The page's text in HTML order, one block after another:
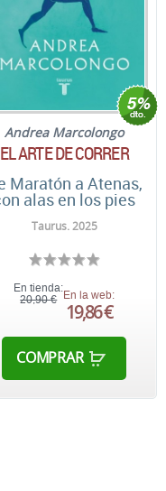
Andrea Marcolongo
EL ARTE DE CORRER
Maratón a Atenas,
alas en los pies
Taurus. 2025
En tienda:
20,90 €
En la web:
19,86 €
COMPRAR